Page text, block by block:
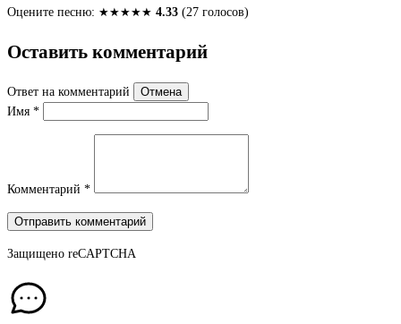
Оцените песню: ★★★★★ 4.33 (27 голосов)
Оставить комментарий
Ответ на комментарий
Отмена
Имя *
Комментарий *
Отправить комментарий
Защищено reCAPTCHA